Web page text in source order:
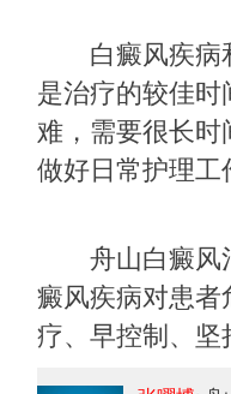
白癜风疾病和
是治疗的较佳
难，需要很长
做好日常护理工
舟山白癜风治
癜风疾病对患者
疗、早控制、坚